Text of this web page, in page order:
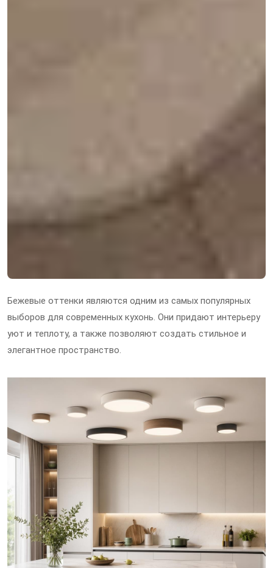
Бежевые оттенки являются одним из самых популярных
выборов для современных кухонь. Они придают интерьеру
уют и теплоту, а также позволяют создать стильное и
элегантное пространство.